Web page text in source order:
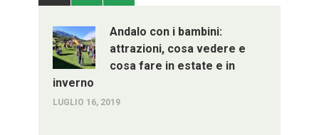
Andalo con i bambini:
attrazioni, cosa vedere e
cosa fare in estate e in
inverno
LUGLIO 16, 2019